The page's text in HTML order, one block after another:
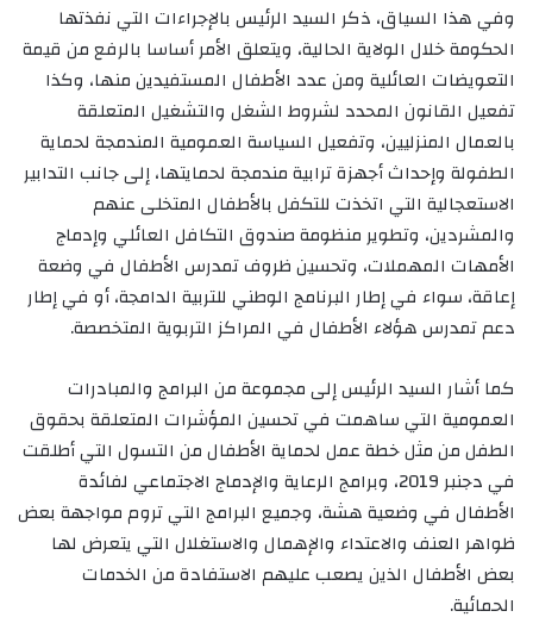
وفي هذا السياق، ذكر السيد الرئيس بالإجراءات التي نفذتها
الحكومة خلال الولاية الحالية، ويتعلق الأمر أساسا بالرفع من قيمة
التعويضات العائلية ومن عدد الأطفال المستفيدين منها، وكذا
تفعيل القانون المحدد لشروط الشغل والتشغيل المتعلقة
بالعمال المنزليين، وتفعيل السياسة العمومية المندمجة لحماية
الطفولة وإحداث أجهزة ترابية مندمجة لحمايتها، إلى جانب التدابير
الاستعجالية التي اتخذت للتكفل بالأطفال المتخلى عنهم
والمشردين، وتطوير منظومة صندوق التكافل العائلي وإدماج
الأمهات المهملات، وتحسين ظروف تمدرس الأطفال في وضعة
إعاقة، سواء في إطار البرنامج الوطني للتربية الدامجة، أو في إطار
دعم تمدرس هؤلاء الأطفال في المراكز التربوية المتخصصة.
كما أشار السيد الرئيس إلى مجموعة من البرامج والمبادرات
العمومية التي ساهمت في تحسين المؤشرات المتعلقة بحقوق
الطفل من مثل خطة عمل لحماية الأطفال من التسول التي أطلقت
في دجنبر 2019، وبرامج الرعاية والإدماج الاجتماعي لفائدة
الأطفال في وضعية هشة، وجميع البرامج التي تروم مواجهة بعض
ظواهر العنف والاعتداء والإهمال والاستغلال التي يتعرض لها
بعض الأطفال الذين يصعب عليهم الاستفادة من الخدمات
الحمائية.